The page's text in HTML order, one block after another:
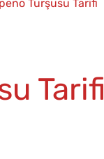
Turşusu Tarifi
Tarifi